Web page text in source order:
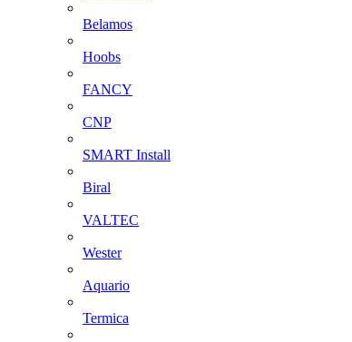
Belamos
Hoobs
FANCY
CNP
SMART Install
Biral
VALTEC
Wester
Aquario
Termica